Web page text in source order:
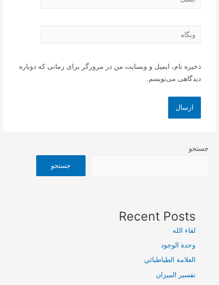
وبگاه
ذخیره نام، ایمیل و وبسایت من در مرورگر برای زمانی که دوباره
دیدگاهی می‌نویسم.
جستجو
جستجو
Recent Posts
لقاء الله
وحدة الوجود
العلامة الطباطبائي
تفسير الميزان